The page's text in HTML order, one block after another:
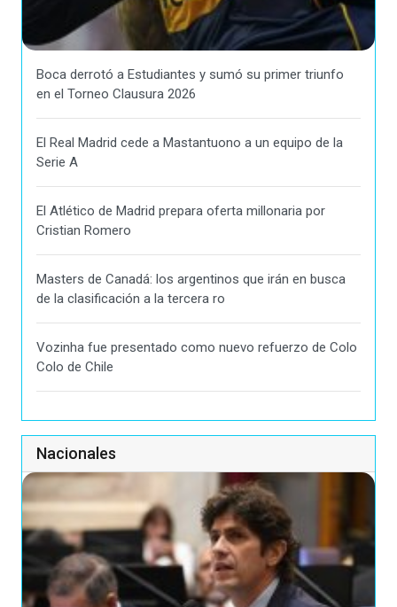
Boca derrotó a Estudiantes y sumó su primer triunfo
en el Torneo Clausura 2026
El Real Madrid cede a Mastantuono a un equipo de la
Serie A
El Atlético de Madrid prepara oferta millonaria por
Cristian Romero
Masters de Canadá: los argentinos que irán en busca
de la clasificación a la tercera ro
Vozinha fue presentado como nuevo refuerzo de Colo
Colo de Chile
Nacionales